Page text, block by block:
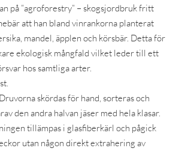
på ”agroforestry” – skogsjordbruk fritt
att han bland vinrankorna planterat
mandel, äpplen och körsbär. Detta för
ekologisk mångfald vilket leder till ett
hos samtliga arter.
Druvorna skördas för hand, sorteras och
den andra halvan jäser med hela klasar.
tillämpas i glasfiberkärl och pågick
utan någon direkt extrahering av